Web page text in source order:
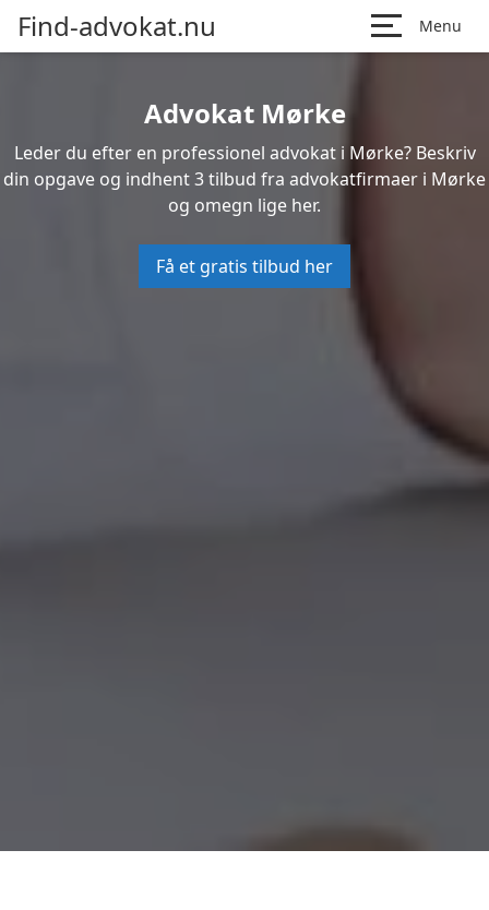
Find-advokat.nu Menu
Advokat Mørke
Leder du efter en professionel advokat i Mørke? Beskriv
din opgave og indhent 3 tilbud fra advokatfirmaer i Mørke
og omegn lige her.
Få et gratis tilbud her